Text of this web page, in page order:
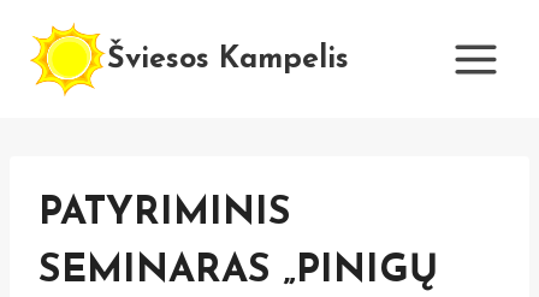
content
Šviesos Kampelis
PATYRIMINIS
SEMINARAS „PINIGŲ